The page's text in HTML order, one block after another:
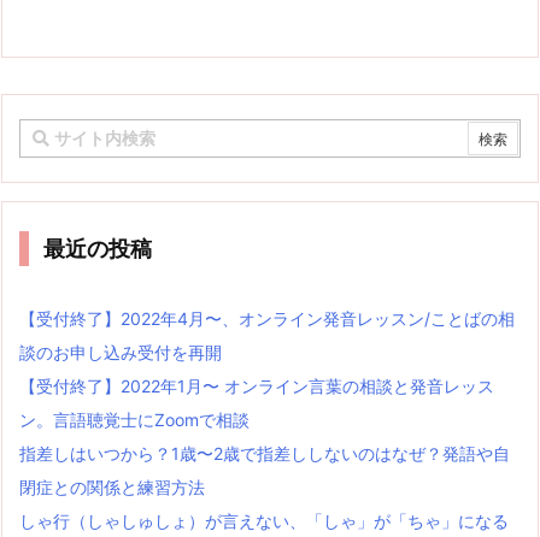
最近の投稿
【受付終了】2022年4月〜、オンライン発音レッスン/ことばの相
談のお申し込み受付を再開
【受付終了】2022年1月〜 オンライン言葉の相談と発音レッス
ン。言語聴覚士にZoomで相談
指差しはいつから？1歳〜2歳で指差ししないのはなぜ？発語や自
閉症との関係と練習方法
しゃ行（しゃしゅしょ）が言えない、「しゃ」が「ちゃ」になる